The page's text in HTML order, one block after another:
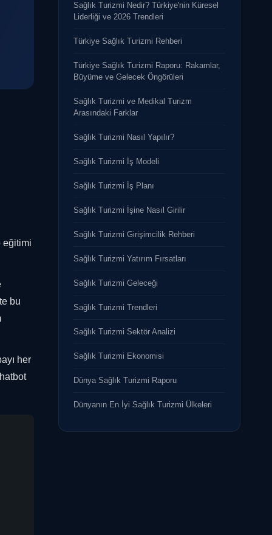
eğitimi
bu
her
Sağlık Turizmi Nedir? Türkiye'nin Küresel
Liderliği ve 2026 Trendleri
Türkiye Sağlık Turizmi Rehberi
Türkiye Sağlık Turizmi Raporu: Rakamlar,
Büyüme ve Gelecek Öngörüleri
Sağlık Turizmi ve Medikal Turizm
Arasındaki Farklar
Sağlık Turizmi Nasıl Yapılır?
Sağlık Turizmi İş Modeli
Sağlık Turizmi İş Planı
Sağlık Turizmi İşine Nasıl Girilir
Sağlık Turizmi Girişimcilik Rehberi
Sağlık Turizmi Yatırım Fırsatları
Sağlık Turizmi Geleceği
Sağlık Turizmi Trendleri
Sağlık Turizmi Sektör Analizi
Sağlık Turizmi Ekonomisi
Dünya Sağlık Turizmi Raporu
Dünyanın En İyi Sağlık Turizmi Ülkeleri